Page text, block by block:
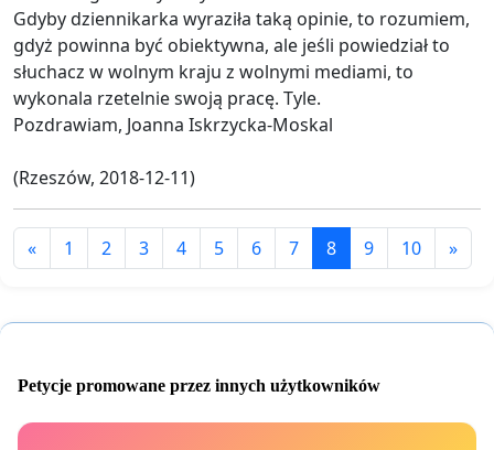
Gdyby dziennikarka wyraziła taką opinie, to rozumiem,
gdyż powinna być obiektywna, ale jeśli powiedział to
słuchacz w wolnym kraju z wolnymi mediami, to
wykonala rzetelnie swoją pracę. Tyle.
Pozdrawiam, Joanna Iskrzycka-Moskal
(Rzeszów, 2018-12-11)
« 1 2 3 4 5 6 7 8 9 10 »
Petycje promowane przez innych użytkowników